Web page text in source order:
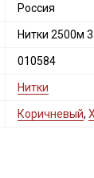
Россия
Нитки 2500м
010584
Нитки
Коричневый,
тканей